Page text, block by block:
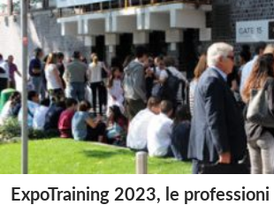
ExpoTraining 2023, le